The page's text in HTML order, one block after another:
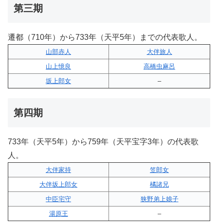
第三期
遷都（710年）から733年（天平5年）までの代表歌人。
山部赤人
大伴旅人
山上憶良
高橋虫麻呂
坂上郎女
–
第四期
733年（天平5年）から759年（天平宝字3年）の代表歌
人。
大伴家持
笠郎女
大伴坂上郎女
橘諸兄
中臣宅守
狭野弟上娘子
湯原王
–